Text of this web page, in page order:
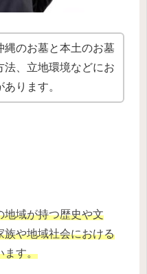
縄のお墓と本土のお墓
法、立地環境などにお
ります。
地域が持つ歴史や文
族や地域社会における
ます。